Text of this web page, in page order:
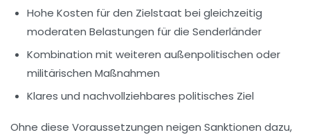
Hohe Kosten für den Zielstaat bei gleichzeitig
moderaten Belastungen für die Senderländer
Kombination mit weiteren außenpolitischen oder
militärischen Maßnahmen
Klares und nachvollziehbares politisches Ziel
Ohne diese Voraussetzungen neigen Sanktionen dazu,